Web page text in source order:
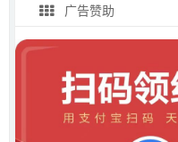
广告赞助